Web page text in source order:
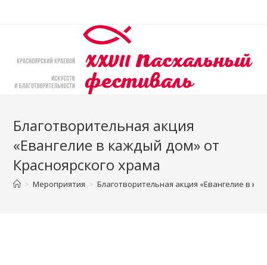
Благотворительная акция
«Евангелие в каждый дом» от
Красноярского храма
> Мероприятия > Благотворительная акция «Евангелие в